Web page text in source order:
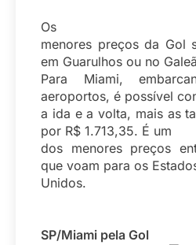
Os
menores preços da Gol
em Guarulhos ou no
Para Miami,
aeroportos, é possível
a ida e a volta, mais as
por R$ 1.713,35. É um
dos menores preços
que voam para os
Unidos.
SP/Miami pela Gol